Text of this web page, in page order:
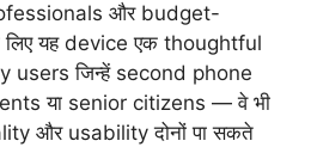
और budget-
यह device एक thoughtful
users जिन्हें second phone
या senior citizens — वे भी
और usability दोनों पा सकते